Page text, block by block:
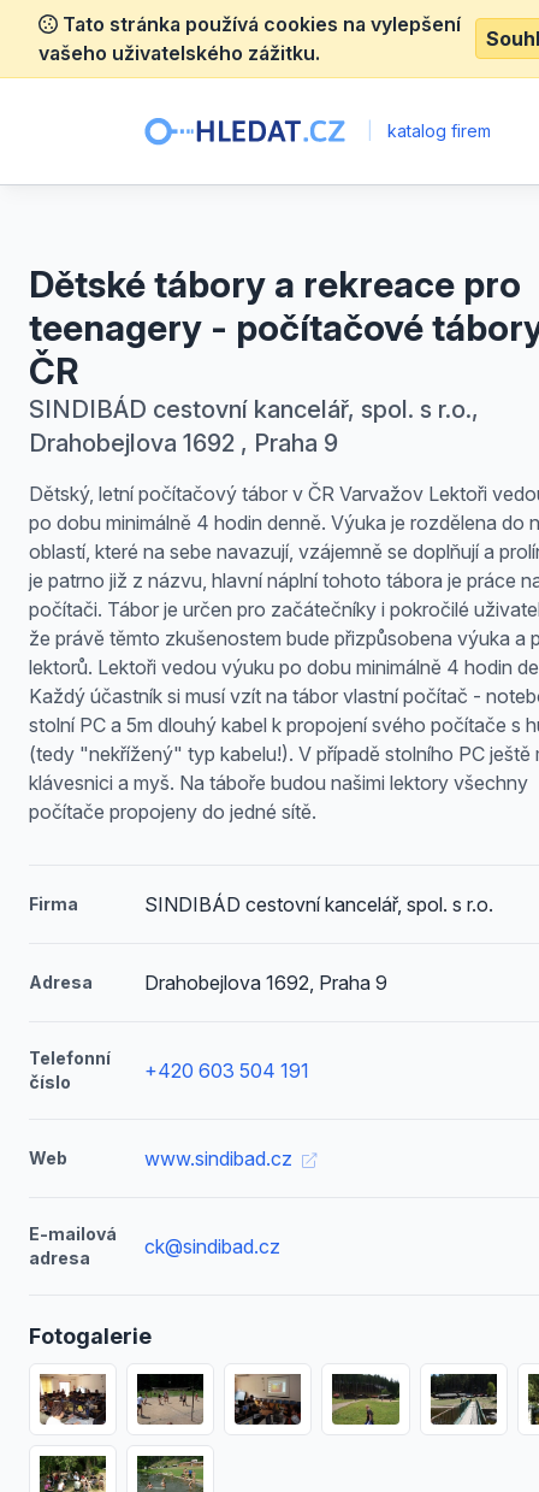
Tato stránka používá cookies na vylepšení
vašeho uživatelského zážitku.
katalog firem
Dětské tábory a rekreace pro
teenagery - počítačové
ČR
SINDIBÁD cestovní kancelář, spol. s r.o.,
Drahobejlova 1692 , Praha 9
Dětský, letní počítačový tábor v ČR Varvažov Lektoři
po dobu minimálně 4 hodin denně. Výuka je rozdělena do
oblastí, které na sebe navazují, vzájemně se doplňují a
je patrno již z názvu, hlavní náplní tohoto tábora je práce
počítači. Tábor je určen pro začátečníky i pokročilé
že právě těmto zkušenostem bude přizpůsobena výuka a
lektorů. Lektoři vedou výuku po dobu minimálně 4 hodin
Každý účastník si musí vzít na tábor vlastní počítač -
stolní PC a 5m dlouhý kabel k propojení svého počítače s
(tedy "nekřížený" typ kabelu!). V případě stolního PC ještě
klávesnici a myš. Na táboře budou našimi lektory všechny
počítače propojeny do jedné sítě.
Firma SINDIBÁD cestovní kancelář, spol. s r.o.
Adresa Drahobejlova 1692, Praha 9
Telefonní
číslo
+420 603 504 191
Web www.sindibad.cz
E-mailová
adresa
ck@sindibad.cz
Fotogalerie